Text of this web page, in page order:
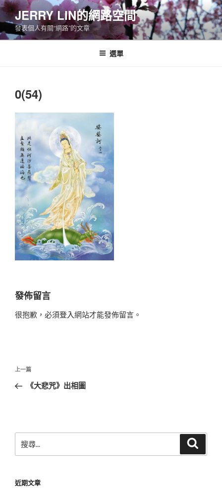
跳
至
主
要
JERRY LIN的網路空間
發表個人有關“網路”的文章
選單
0(54)
發佈留言
很抱歉，必須登入網站才能發佈留言。
文
導
上
一
上一篇
《大悲咒》出相圖
尋
字:
近期文章